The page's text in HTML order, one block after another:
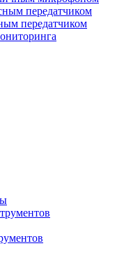
передатчиком
передатчиком